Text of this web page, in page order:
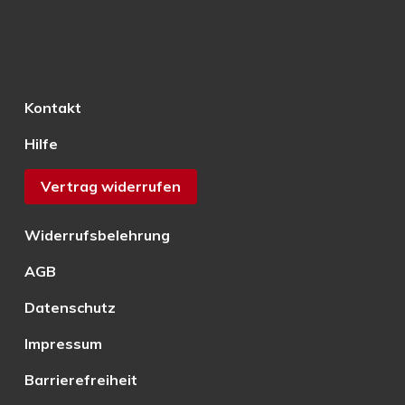
Kontakt
Hilfe
Vertrag widerrufen
Widerrufsbelehrung
AGB
Datenschutz
Impressum
Barrierefreiheit